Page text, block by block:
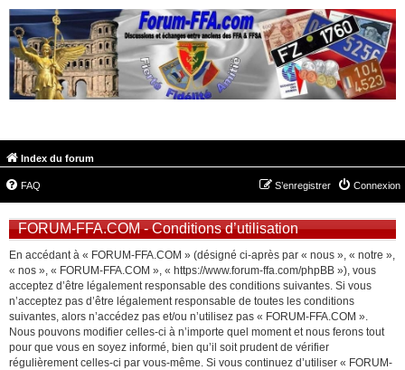
Index du forum
FAQ Connexion
S’enregistrer
FORUM-FFA.COM - Conditions d’utilisation
En accédant à « FORUM-FFA.COM » (désigné ci-après par « nous », « notre »,
« nos », « FORUM-FFA.COM », « https://www.forum-ffa.com/phpBB »), vous
acceptez d’être légalement responsable des conditions suivantes. Si vous
n’acceptez pas d’être légalement responsable de toutes les conditions
suivantes, alors n’accédez pas et/ou n’utilisez pas « FORUM-FFA.COM ».
Nous pouvons modifier celles-ci à n’importe quel moment et nous ferons tout
pour que vous en soyez informé, bien qu’il soit prudent de vérifier
régulièrement celles-ci par vous-même. Si vous continuez d’utiliser « FORUM-